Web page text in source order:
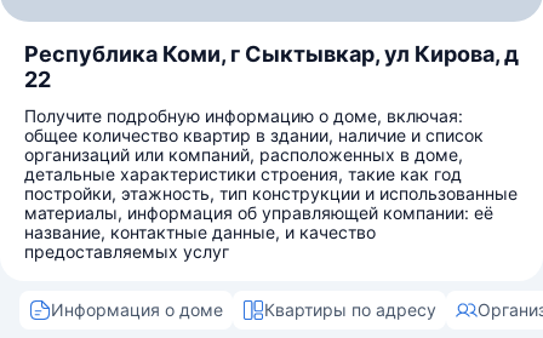
Республика Коми, г Сыктывкар, ул Кирова, д
22
Получите подробную информацию о доме, включая:
общее количество квартир в здании, наличие и список
организаций или компаний, расположенных в доме,
детальные характеристики строения, такие как год
постройки, этажность, тип конструкции и использованные
материалы, информация об управляющей компании: её
название, контактные данные, и качество
предоставляемых услуг
Информация о доме Квартиры по адресу